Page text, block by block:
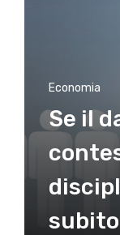
Economia
Se il